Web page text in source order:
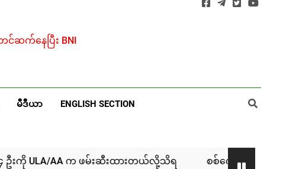
ဆက်နေပြီး BNI
မီဒီယာ ENGLISH SECTION
က ဖမ်းဆီးထားတယ်လို့သိရ စစ်ကော်မရှင်နဲ့ ဆွေးနွေးခဲ့တဲ့ ဖြစ်စဉ်